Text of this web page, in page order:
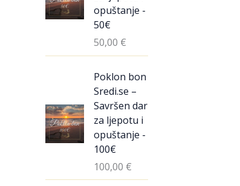
opuštanje -
50€
50,00 €
Poklon bon
Sredi.se –
Savršen dar
za ljepotu i
opuštanje -
100€
100,00 €